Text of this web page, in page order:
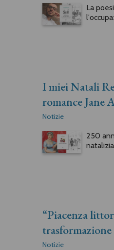
La
I miei Natali
romance Jane
Notizie
250
natalizia
“Piacenza
Notizie